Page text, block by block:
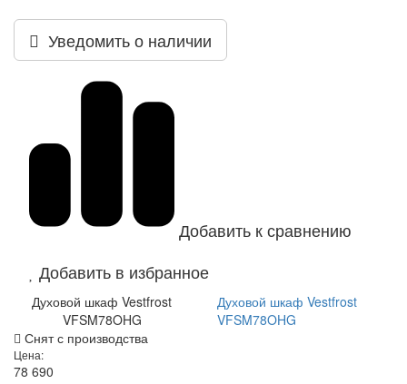
Уведомить о наличии
Добавить к сравнению
Добавить в избранное
Духовой шкаф Vestfrost
VFSM78OHG
Духовой шкаф Vestfrost
VFSM78OHG
Снят с производства
Цена:
78 690